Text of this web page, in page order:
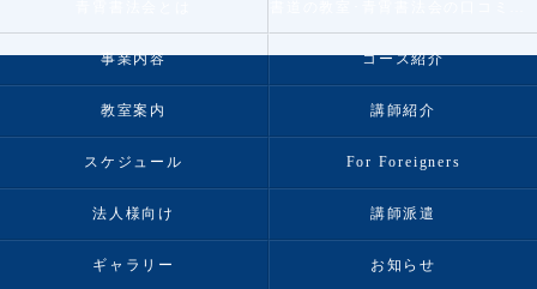
事業内容 コース紹介
教室案内 講師紹介
スケジュール For Foreigners
法人様向け 講師派遣
ギャラリー お知らせ